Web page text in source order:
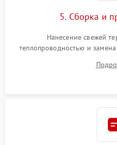
5. Сборка и
Нанесение свежей
теплопроводностью и
шлейфов, модулей памяти и